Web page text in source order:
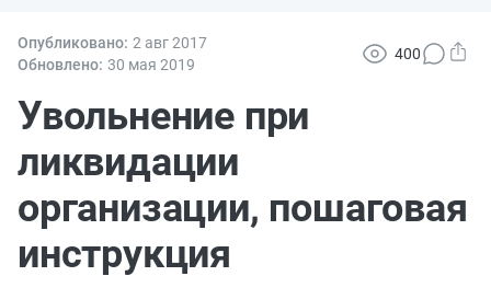
07.08 Госпошлину за устранение ошибок в документах предлагают
отменить#новости
отношений
Опубликовано: 2 авг2017
Обновлено: 30 мая 2019
400
Увольнение при
ликвидации
организации, пошаговая
инструкция